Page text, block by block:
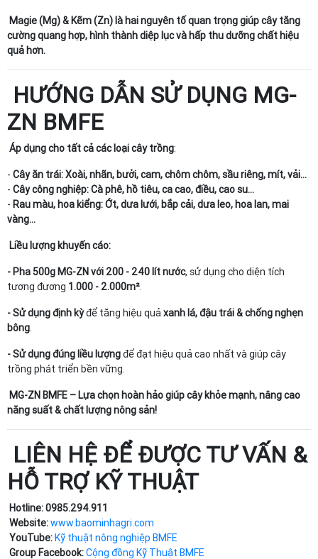
Magie (Mg) & Kẽm (Zn) là hai nguyên tố quan trọng giúp cây tăng
cường quang hợp, hình thành diệp lục và hấp thu dưỡng chất hiệu
quả hơn.
HƯỚNG DẪN SỬ DỤNG MG-
ZN BMFE
Áp dụng cho tất cả các loại cây trồng:
- Cây ăn trái:Xoài, nhãn, bưởi, cam, chôm chôm, sầu riêng, mít, vải…
- Cây công nghiệp:Cà phê, hồ tiêu, ca cao, điều, cao su…
- Rau màu, hoa kiểng:Ớt, dưa lưới, bắp cải, dưa leo, hoa lan, mai
vàng…
Liều lượng khuyến cáo:
- Pha 500g MG-ZN với 200 - 240 lít nước, sử dụng cho diện tích
tương đương 1.000 - 2.000m²
- Sử dụng định kỳđể tăng hiệu quả xanh lá, đậu trái & chống nghẹn
bông
- Sử dụng đúng liều lượngđể đạt hiệu quả cao nhất và giúp cây
trồng phát triển bền vững.
MG-ZN BMFE – Lựa chọn hoàn hảo giúp cây khỏe mạnh, nâng cao
năng suất & chất lượng nông sản!
LIÊN HỆ ĐỂ ĐƯỢC TƯ VẤN &
HỖ TRỢ KỸ THUẬT
Hotline: 0985.294.911
Website:www.baominhagri.com
YouTube: Kỹ thuật nông nghiệp BMFE
Group Facebook:Cộng đồng Kỹ Thuật BMFE